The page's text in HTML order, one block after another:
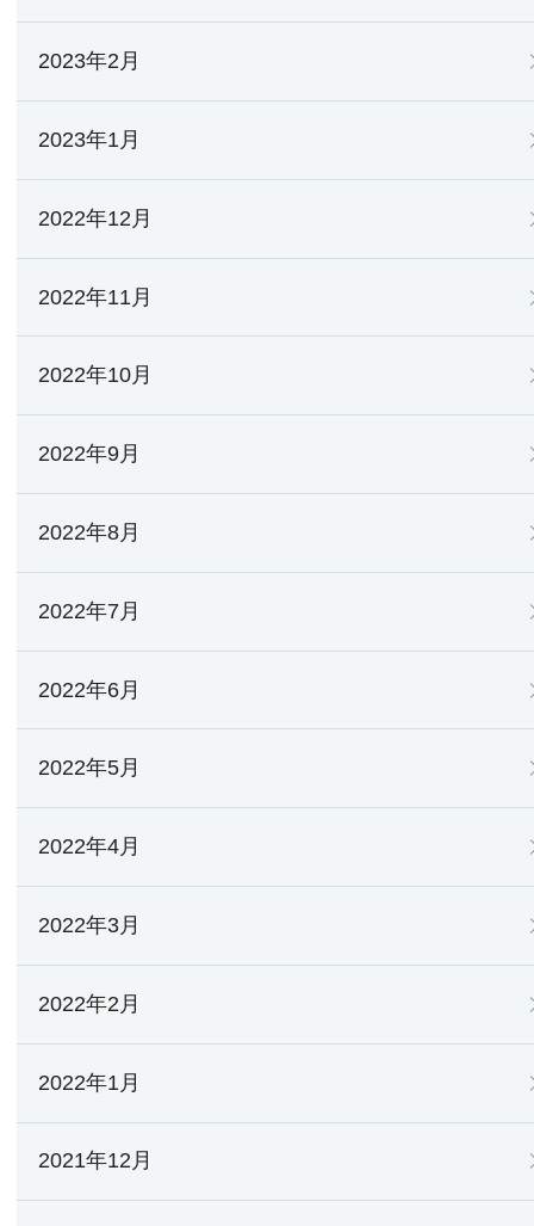
2023年2月
2023年1月
2022年12月
2022年11月
2022年10月
2022年9月
2022年8月
2022年7月
2022年6月
2022年5月
2022年4月
2022年3月
2022年2月
2022年1月
2021年12月